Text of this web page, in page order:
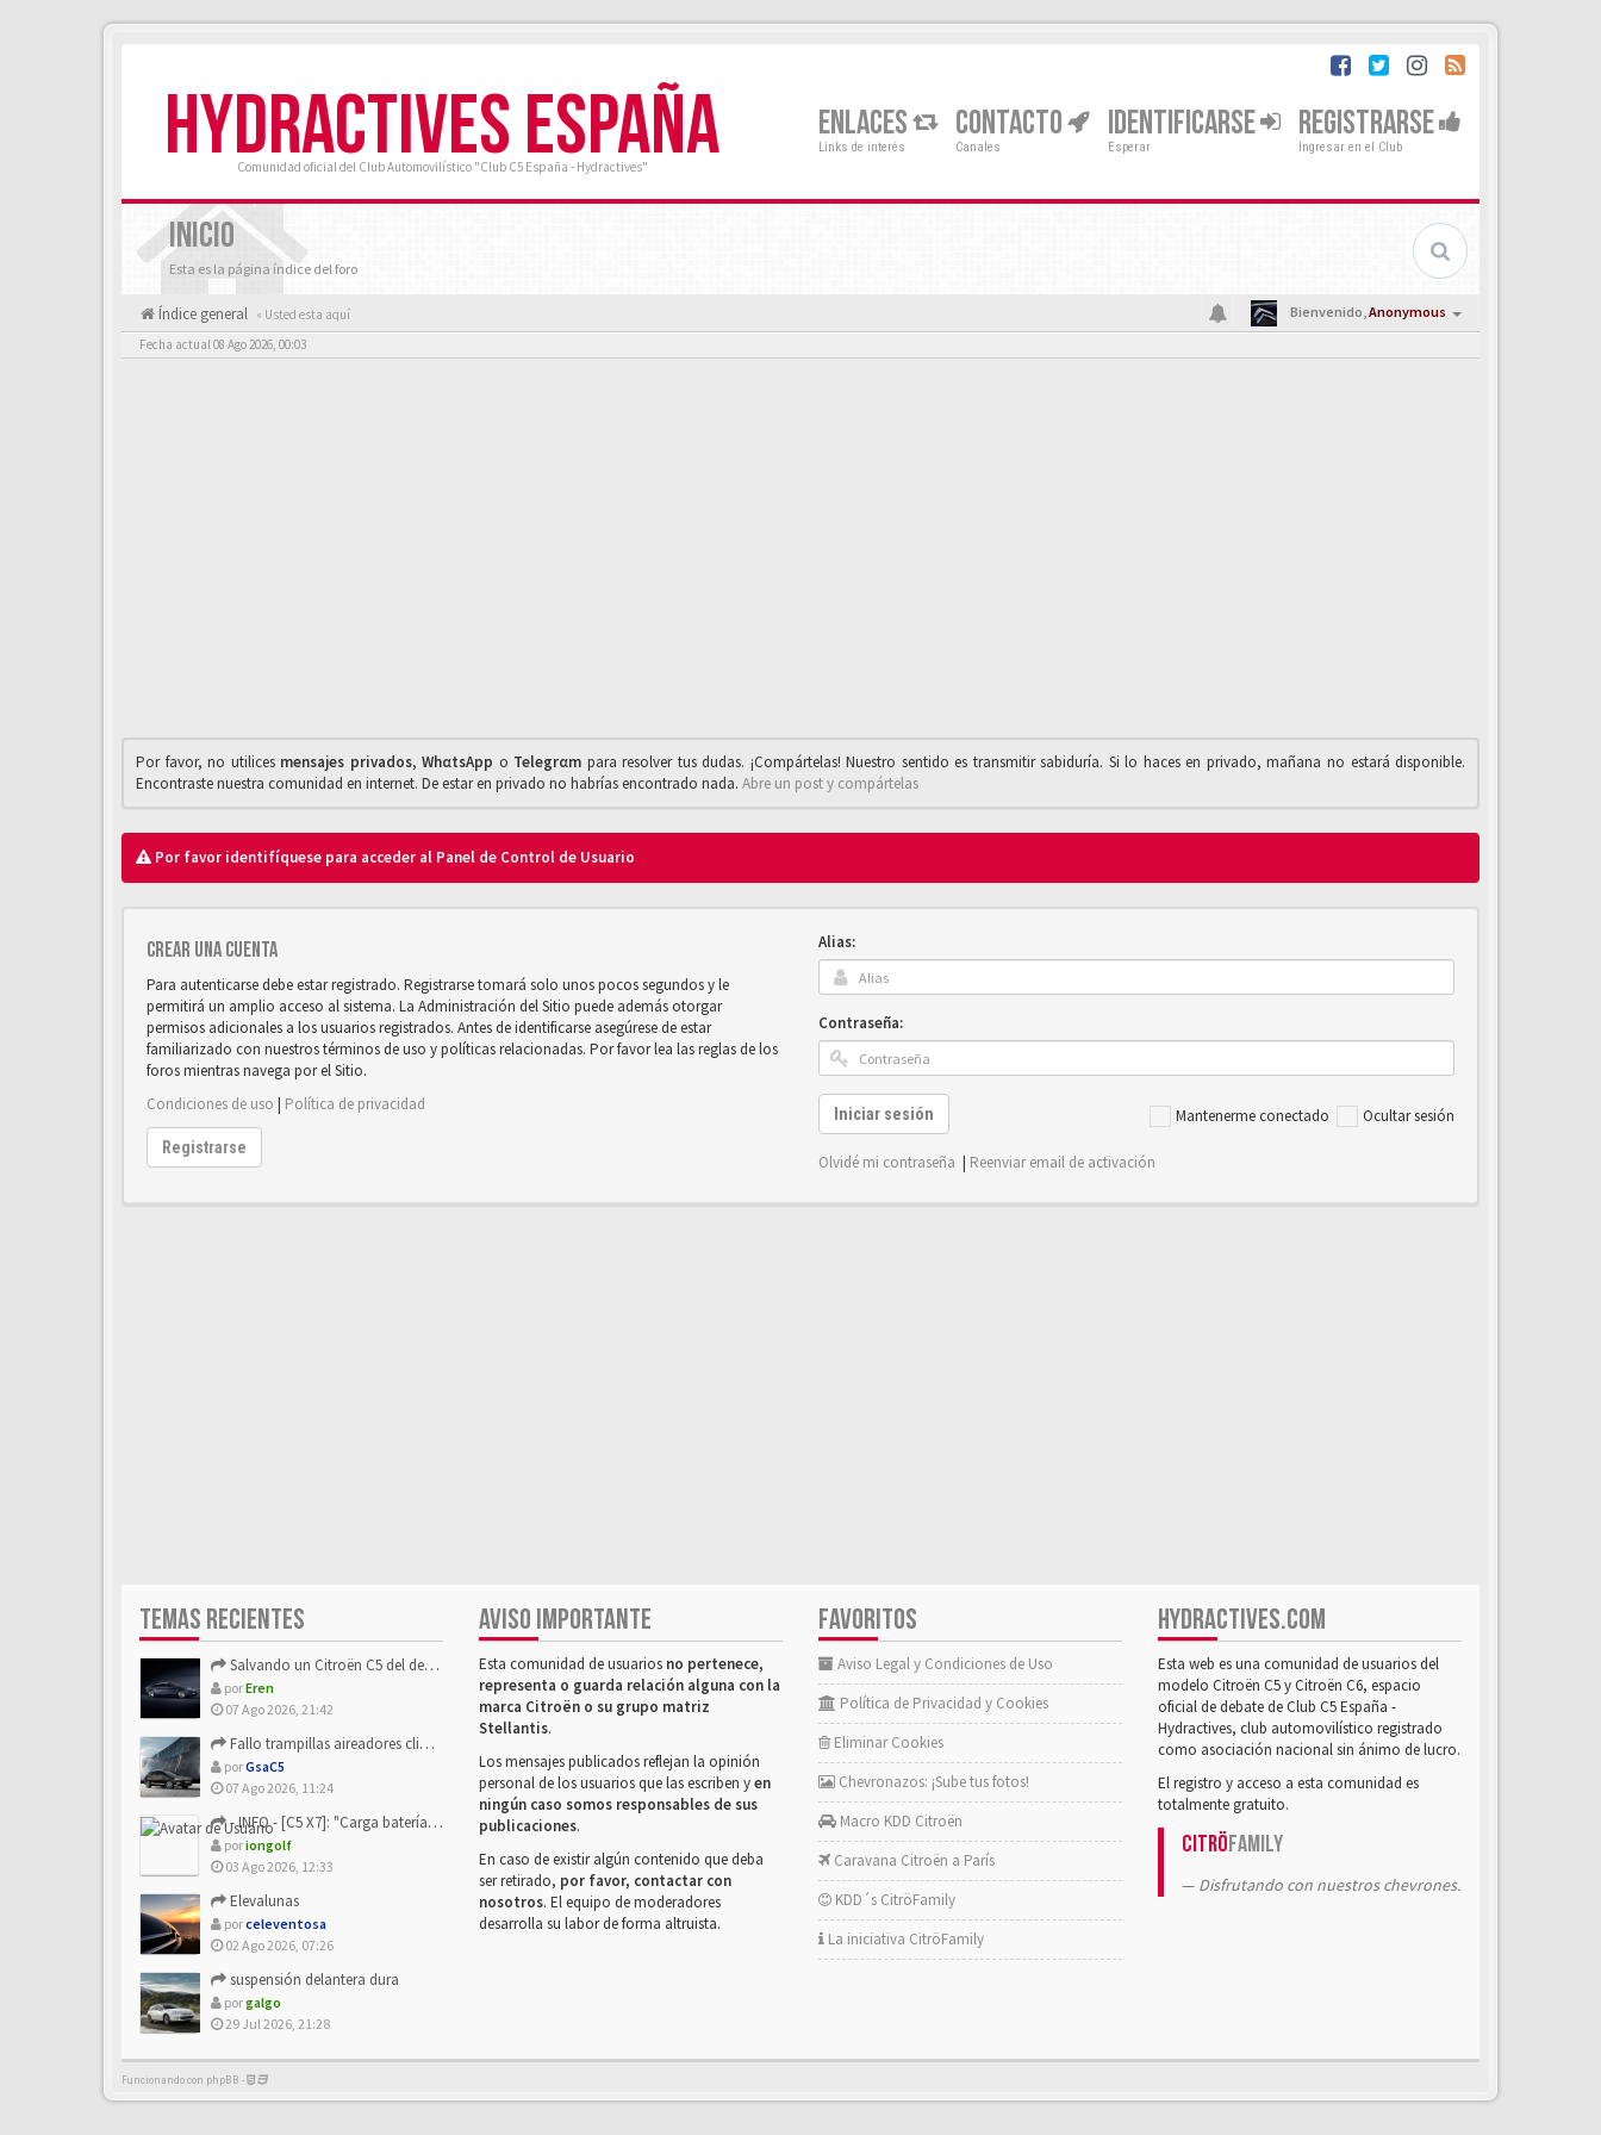
HYDRACTIVES ESPAÑA
Comunidad oficial del Club Automovilístico "Club C5 España - Hydractives"
ENLACES
Links de interés
CONTACTO
Canales
IDENTIFICARSE
Esperar
REGISTRARSE
Ingresar en el Club
INICIO
Esta es la página índice del foro
Índice general « Usted esta aquí Bienvenido,Anonymous
Fecha actual 08 Ago 2026, 00:03
Por favor, no utilices mensajes privados,WhαtsApp o Telegrαm para resolver tus dudas. ¡Compártelas! Nuestro sentido es transmitir sabiduría. Si lo haces en privado, mañana no estará disponible.
Encontraste nuestra comunidad en internet. De estar en privado no habrías encontrado nada. Abre un post y compártelas
Por favor identifíquese para acceder al Panel de Control de Usuario
Crear una cuenta
Para autenticarse debe estar registrado. Registrarse tomará solo unos pocos segundos y le
permitirá un amplio acceso al sistema. La Administración del Sitio puede además otorgar
permisos adicionales a los usuarios registrados. Antes de identificarse asegúrese de estar
familiarizado con nuestros términos de uso y políticas relacionadas. Por favor lea las reglas de los
foros mientras navega por el Sitio.
Condiciones de uso | Política de privacidad
Registrarse
Alias:
Contraseña:
Mantenerme conectado Ocultar sesión
Iniciar sesión
Olvidé mi contraseña | Reenviar email de activación
TEMAS RECIENTES
Salvando un Citroën C5 del desguace: Presentación y seguimiento
porEren
07 Ago 2026, 21:42
Fallo trampillas aireadores climatizador
porGsaC5
07 Ago 2026, 11:24
- INFO - [C5 X7]: "Carga batería o alimentación eléctri...
poriongolf
03 Ago 2026, 12:33
Elevalunas
porceleventosa
02 Ago 2026, 07:26
suspensión delantera dura
porgalgo
29 Jul 2026, 21:28
AVISO IMPORTANTE
Esta comunidad de usuarios no pertenece,
representa o guarda relación alguna con la
marca Citroën o su grupo matriz
Stellantis.
Los mensajes publicados reflejan la opinión
personal de los usuarios que las escriben yen
ningún caso somos responsables de sus
publicaciones.
En caso de existir algún contenido que deba
ser retirado, por favor, contactar con
nosotros. El equipo de moderadores
desarrolla su labor de forma altruista.
FAVORITOS
Aviso Legal y Condiciones de Uso
Política de Privacidad y Cookies
Eliminar Cookies
Chevronazos: ¡Sube tus fotos!
Macro KDD Citroën
Caravana Citroën a París
KDD´s CitröFamily
La iniciativa CitröFamily
HYDRACTIVES.COM
Esta web es una comunidad de usuarios del
modelo Citroën C5 y Citroën C6, espacio
oficial de debate de Club C5 España -
Hydractives, club automovilístico registrado
como asociación nacional sin ánimo de lucro.
El registro y acceso a esta comunidad es
totalmente gratuito.
CitröFamily
Disfrutando con nuestros chevrones.
Funcionando con phpBB -